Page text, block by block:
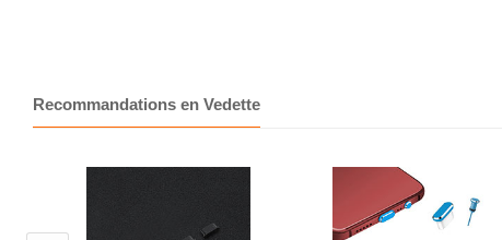
Recommandations en Vedette